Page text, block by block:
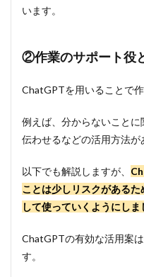
います。
②作業のサポート役
ChatGPTを用いることで
例えば、分からないこと
伝わせるなどの活用方法が
以下でも解説しますが、
ことは少しリスクがある
して使っていくようにしま
ChatGPTの有効な活用案
す。